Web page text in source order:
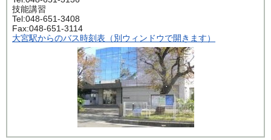
技能講習
Tel:048-651-3408
Fax:048-651-3114
大宮駅からのバス時刻表（別ウィンドウで開きます）